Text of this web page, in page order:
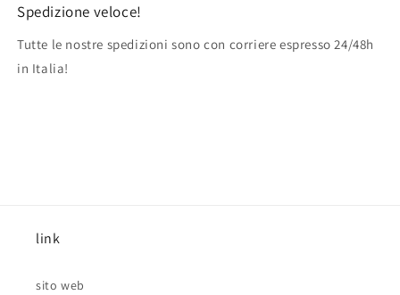
Spedizione veloce!
Tutte le nostre spedizioni sono con corriere espresso 24/48h
in Italia!
link
sito web